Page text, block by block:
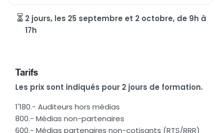
2 jours, les 25 septembre et 2 octobre, de 9h à
17h
Tarifs
Les prix sont indiqués pour 2 jours de formation.
1'180.- Auditeurs hors médias
800.- Médias non-partenaires
600.- Médias partenaires non-cotisants (RTS/RRR)